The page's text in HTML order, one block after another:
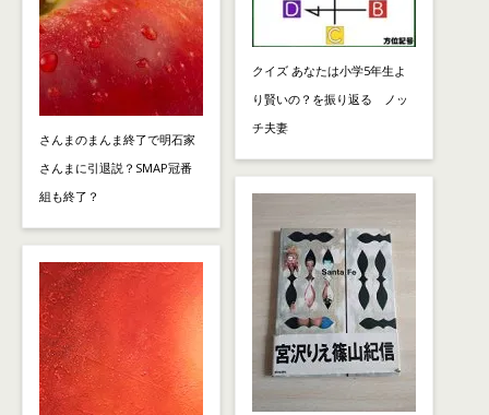
さんまのまんま終了で明石家
さんまに引退説？SMAP冠番
組も終了？
クイズ あなたは小学5年生よ
り賢いの？を振り返る ノッ
チ夫妻